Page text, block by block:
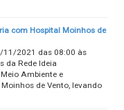
com Hospital Moinhos de
2021 das 08:00 às
da Rede Ideia
Ambiente e
de Vento, levando